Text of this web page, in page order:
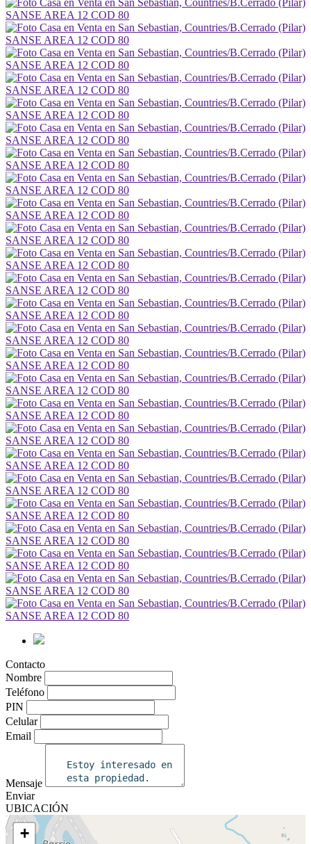
Contacto
Nombre
Teléfono
PIN
Celular
Email
Mensaje
Enviar
UBICACIÓN
+